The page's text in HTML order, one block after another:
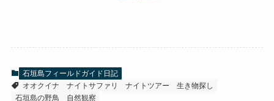
石垣島フィールドガイド日記
オオクイナ
ナイトサファリ ナイトツアー
生き物探し
石垣島の野鳥
自然観察